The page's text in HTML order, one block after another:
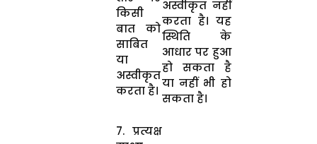
किसी
बात को
साबित
या
अस्वीकृत
करता है।
अस्वीकृत नहीं
करता है। यह
स्थिति के
आधार पर हुआ
हो सकता है
या नहीं भी हो
सकता है।
7. प्रत्यक्ष